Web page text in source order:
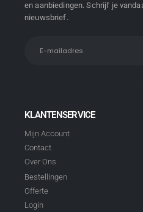
en aanbiedingen. Schrijf je
nieuwsbrief.
KLANTENSERVICE
Mijn Account
Contact
Over Ons
Bestellingen
Offerte
Login